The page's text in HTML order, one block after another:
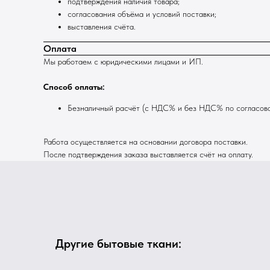
согласования объёма и условий поставки;
выставления счёта.
Оплата
Мы работаем с юридическими лицами и ИП.
Способ оплаты:
Безналичный расчёт (с НДС% и без НДС% по
Работа осуществляется на основании договора поставки.
После подтверждения заказа выставляется счёт на оплату.
Другие бытовые ткани: